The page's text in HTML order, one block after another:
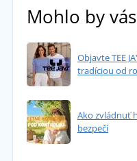
Mohlo by
Objavte TEE
tradíciou od
Ako zvládnuť
bezpečí